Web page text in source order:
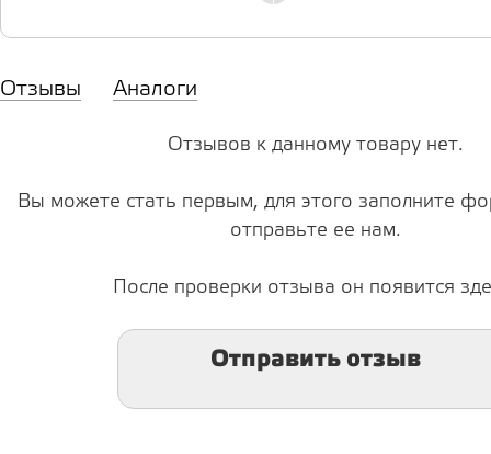
Отзывы Аналоги
Отзывов к данному товару нет.
Вы можете стать первым, для этого заполните
отправьте ее нам.
После проверки отзыва он появится
Отправить отзыв